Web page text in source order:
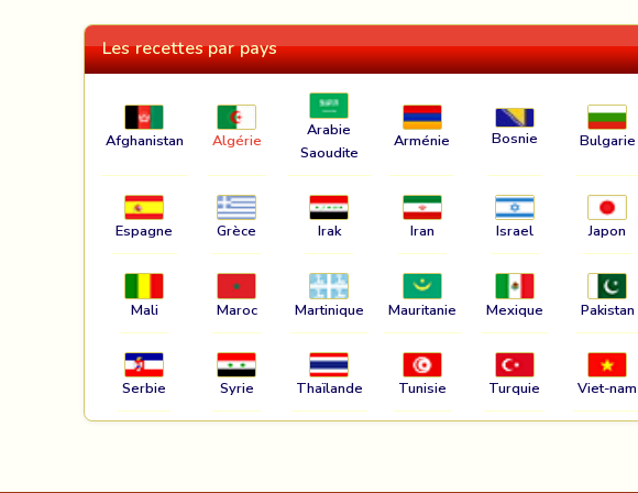
Les recettes par pays
Afghanistan Algérie
Arabie
Saoudite
Arménie Bosnie Bulgarie
Espagne Grèce Irak Iran Israel Japon
Mali Maroc Martinique Mauritanie Mexique Pakistan
Serbie Syrie Thaïlande Tunisie Turquie Viet-nam